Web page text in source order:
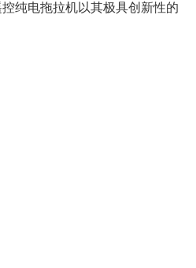
纯电拖拉机以其极具创新性的